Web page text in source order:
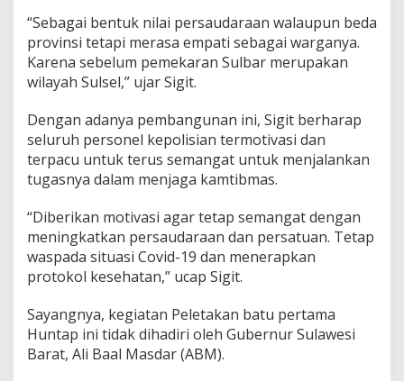
d
a
n
G
u
e
r
n
u
r
u
l
s
e
l
a
k
u
k
“Sebagai bentuk nilai persaudaraan walaupun beda
provinsi tetapi merasa empati sebagai warganya.
Karena sebelum pemekaran Sulbar merupakan
wilayah Sulsel,” ujar Sigit.
Dengan adanya pembangunan ini, Sigit berharap
seluruh personel kepolisian termotivasi dan
terpacu untuk terus semangat untuk menjalankan
tugasnya dalam menjaga kamtibmas.
“Diberikan motivasi agar tetap semangat dengan
meningkatkan persaudaraan dan persatuan. Tetap
waspada situasi Covid-19 dan menerapkan
protokol kesehatan,” ucap Sigit.
Sayangnya, kegiatan Peletakan batu pertama
Huntap ini tidak dihadiri oleh Gubernur Sulawesi
Barat, Ali Baal Masdar (ABM).